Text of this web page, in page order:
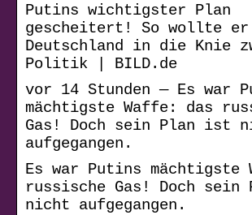
Putins wichtigster Plan
gescheitert! So wollte er
Deutschland in die Knie
Politik | BILD.de
vor 14 Stunden — Es war
mächtigste Waffe: das
Gas! Doch sein Plan ist
aufgegangen.
Es war Putins mächtigste
russische Gas! Doch
nicht aufgegangen.